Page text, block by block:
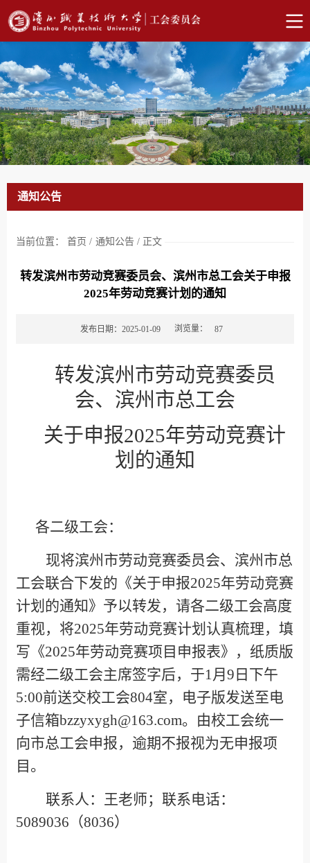
通知公告
当前位置： 首页 / 通知公告 / 正文
转发滨州市劳动竞赛委员会、滨州市总工会关于申报
2025年劳动竞赛计划的通知
发布日期：2025-01-09 浏览量： 87
转发滨州市劳动竞赛委员
会、 滨州 市总工会
关于申报2025年劳动竞赛计
划的通知
各二级工会：
现将滨州市劳动竞赛委员会、滨州市总
工会联合下发的 《关于申报2025年劳动竞赛
计划的通知》予以转发，请各二级工会高度
重视，将2025年劳动竞赛计划认真梳理，填
写 《2025年劳动竞赛项目申报表》， 纸质版
需经二级工会主席签字后，于1月 9 日下午
5:00前送交校工会804室，电子版发送至电
子信箱bzzyxygh@163.com。由校工会统一
向市总工会申报， 逾期不报视为无申报项
目。
联系人： 王老师； 联系电话：
5089036 （8036）